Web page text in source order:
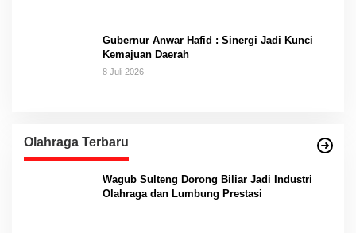
Gubernur Anwar Hafid : Sinergi Jadi Kunci
Kemajuan Daerah
8 Juli 2026
Olahraga Terbaru
Wagub Sulteng Dorong Biliar Jadi Industri
Olahraga dan Lumbung Prestasi